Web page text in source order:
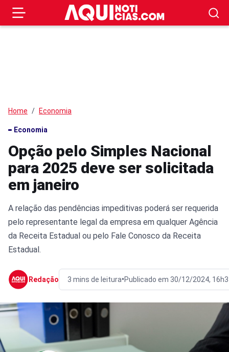
Home Economia
Economia
Opção pelo Simples Nacional
para 2025 deve ser solicitada
em janeiro
A relação das pendências impeditivas poderá ser requerida
pelo representante legal da empresa em qualquer Agência
da Receita Estadual ou pelo Fale Conosco da Receita
Estadual.
Redação 3 mins de leitura•Publicado em 30/12/2024,